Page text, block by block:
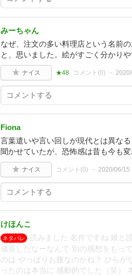
みーちゃん
なぜ、注文の多い料理店という名前
と、思いました。絵がすごく分かりや
ナイス ★48 コメント(0)
Fiona
言葉遣いや言い回しが現代とは異な
聞かせていたが、恐怖感は昔も今も
ナイス コメント(0) 2020/06/15
けほんこ
ネタバレ
読みました 名作ですね 娘と
成長したなーなんて 別の感想をもっ
のは やっぱりお腹なのかね？ ひらが
ったのは本当に 感動的でした（笑）